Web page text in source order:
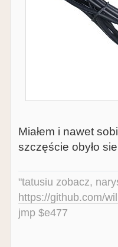
Miałem i nawet
szczęście obyło
"tatusiu zobacz,
https://github.com/
jmp $e477